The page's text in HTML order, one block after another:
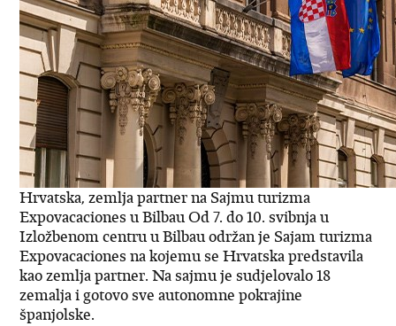
Hrvatska, zemlja partner na Sajmu turizma
Expovacaciones u Bilbau Od 7. do 10. svibnja u
Izložbenom centru u Bilbau održan je Sajam turizma
Expovacaciones na kojemu se Hrvatska predstavila
kao zemlja partner. Na sajmu je sudjelovalo 18
zemalja i gotovo sve autonomne pokrajine
španjolske.